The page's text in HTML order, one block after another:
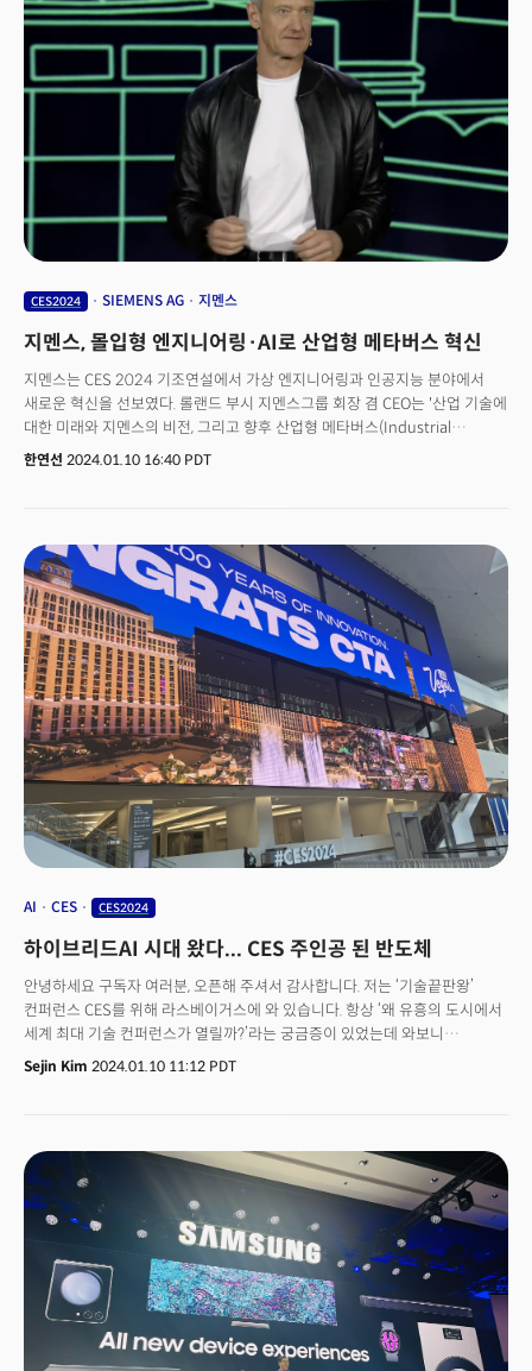
등 글로벌 기업들은 경쟁적으로 인공지능을 탑재한 TV와 자동차를
경쟁적으로 선보였을 뿐 아니라 사내 업무 과정도 모두 인공지능 기술을 도입,
비즈니스 중심에 놓겠다고 선언했다. 예외는 없었다.현장에 등장한 정의선
현대차 그룹 회장, 최태원 SK그룹 회장, 정기선 HD현대 부회장, 신유열
롯데그룹 전무 등도 임원들과 기자들의 취재로 인해 표정은 웃고 있었지만
속으로는 절박함을 느낄 수 있었다. 이번 CES2024의 또 다른 특징은 글로벌
불확실성이 지속되고 있지만 한국 기업과 기업인들은 역동성을 보여줬다는
것이다. 잠정 집계에 따르면 CES 2024에는 한국에서 약900개 가까운 기업
(스타트업 포함)이 참가했다. 참관객도 1만3000명에 육박할 것으로
예상된다. 현장에서 ‘프리뷰쇼’ ‘서울이노베이션포럼’ 등과 같은 VIP 네트워크
이벤트도 활발히 진행됐다. 위기 속에서 새 비즈니스 기회를 찾고자 한 것이다.
같았다”고 평가도 있었다.실제로 각국의 스타트업이 전시하는 유레카 파크는
출품한 한국 관련 전시였다. 스타트업의 글로벌 시장 개척을 위한 전시인지
‘기관 홍보’를 위한 전시인지 판단하기 힘든 사례도 있었다. CES에서 본
이른바 ‘K-버블’ 현상이다. K-버블은 실체 없는 ‘거품’을 뜻하기도 하지만 ‘필터
버블’ , 즉 정보가 필터링 돼 특정 이용자에게만 도달하는 현상을 말하기도
한다.미국까지 힘들게 왔지만 CES에만 갇혀 있는 나머지 각 기업의 메시지가
미국에 전달되지 않고 CES에 온 한국인들에게만 정보가 도달하고 있는
지속적인 해외 네트워크 확보와 글로벌 진출 전략 없이 해외 세일즈, 마케팅,
투자유치 등 핵심을 외부인에게 의존하려는 악습을 벗어나지 못하고 있기도
하다. 한국 대중소 기업, 스타트업의 글로벌화, 미국 진출은 이제 선택이
아니라 필수다. 그러나 미국에서 한국을 보면 일부 대기업 외에는 존재감을
나타내기 힘들었다고 해도 과언이 아니다. 이번 CES에서 한국 기업과
스타트업의 미디어 커버리지가 상대적으로 낮은 것도 미국인들이나
기자들에게 물어보면 “잘 몰라서. 정보가 없어서”란 이유가 많다. CES에
왔음에도 기존 국내 언론에만 보도를 의존하는 기업이나 기관이
대다수다.CES 전시 자체가 ‘낭비’는 아닐 것이다. 여전히 많은 스타트업들은
글로벌 시장 개척을 위해 안간힘이다. 그러나 낭비적 행동은 문제다. 무대
설치에 과도한 비용을 들이는 것에 비해 실질적 네트워크 확보에는 투자하지
않는다. 글로벌 무대 진출의 발판을 마련하면서도 효과적으로 해외 언론과
비즈니스 리더들에 노출할 수 있는 치밀한 실행 전략이 필요하다는 것을 느낀
CES2024 였다.
CES2024 SIEMENS AG 지멘스
지멘스, 몰입형 엔지니어링·AI로 산업형 메타버스 혁신
지멘스는 CES 2024 기조연설에서 가상 엔지니어링과 인공지능 분야에서
새로운 혁신을 선보였다. 롤랜드 부시 지멘스그룹 회장 겸 CEO는 '산업 기술에
대한 미래와 지멘스의 비전, 그리고 향후 산업형 메타버스(Industrial
Metaverse)와 인공지능의 개척 및 확산’에 대해 발표했다. 부시 CEO는
엑셀러레이터(Xcelerator) 소프트웨어의 결합, AWS와의 협력으로 생성적
AI를 보다 접근하기 쉽게 만드는 것, 그리고 실제 세계와 디지털 세계를
결합하는 지멘스 엑셀러레이터의 발전에 관한 것이 주요 골자다. 또, 스마트 홈
에너지 관리, 혼합 현실 하드웨어를 사용한 몰입형 엔지니어링, 기술을 이용한
식량 불안 해소 및 식품 생산 혁신에 대한 지멘스의 노력을 소개했다.
한연선 2024.01.10 16:40 PDT
AI CES CES2024
하이브리드AI 시대 왔다... CES 주인공 된 반도체
안녕하세요 구독자 여러분, 오픈해 주셔서 감사합니다. 저는 ‘기술끝판왕’
컨퍼런스 CES를 위해 라스베이거스에 와 있습니다. 항상 ‘왜 유흥의 도시에서
세계 최대 기술 컨퍼런스가 열릴까?’라는 궁금증이 있었는데 와보니
알겠더군요. 라스베이거스는 세계관이 있었습니다. ‘무(無)에서 유(有)
로’입니다. 이 정점은 바로 세계 최대 가전·IT 전시회
기술을 만나 거대한 스마트폰으로 변하고 있습니다. 자동차계의 운영체제(OS)
를 만들려는 소프트웨어중심자동차(SDV)가 부상하고 있죠. 자율주행 시대로
운전자가 필요없어지면 목적기반차량(PBV)을 만들 수 있습니다. 에어택시도
스마트도시와 만나 새로운 교통수단으로 언급되고 있죠. 스마트폰, PC 등
우리가 쓰던 기기들은 온디바이스 AI(기기에 탑재된 AI)로 재편되고 있습니다.
AI는 대부분 산업에 이미 적용돼 굳이 'AI'라고 부르지 않을 정도로
보편화됐습니다. 그리고 엔비디아는 빅테크 간 AI칩 전쟁을 선포했습니다.
Sejin Kim 2024.01.10 11:12 PDT